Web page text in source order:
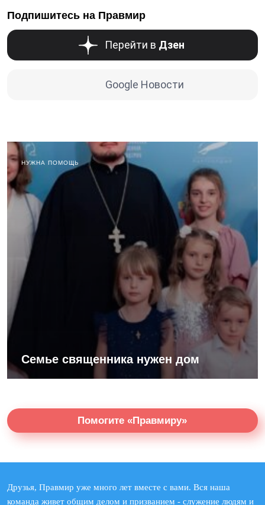
Подпишитесь на Правмир
Перейти в Дзен
Google Новости
НУЖНА ПОМОЩЬ
Семье священника нужен дом
Помогите «Правмиру»
Друзья, Правмир уже много лет вместе с вами. Вся наша
команда живет общим делом и призванием - служение людям и